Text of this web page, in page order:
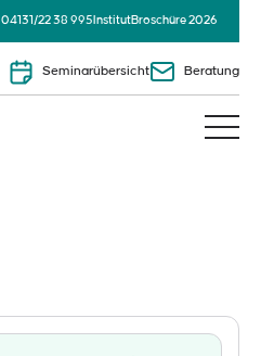
04131/22 38 995 InstitutBroschüre 2026
Seminarübersicht Beratung